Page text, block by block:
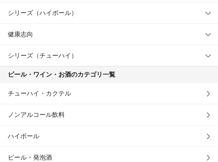
シリーズ（ハイボール）
健康志向
シリーズ（チューハイ）
ビール・ワイン・お酒のカテゴリ一覧
チューハイ・カクテル
ノンアルコール飲料
ハイボール
ビール・発泡酒